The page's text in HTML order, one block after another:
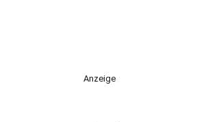
Anzeige